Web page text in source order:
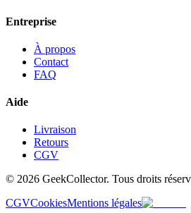
Entreprise
À propos
Contact
FAQ
Aide
Livraison
Retours
CGV
© 2026 GeekCollector. Tous droits
CGVCookiesMentions légales